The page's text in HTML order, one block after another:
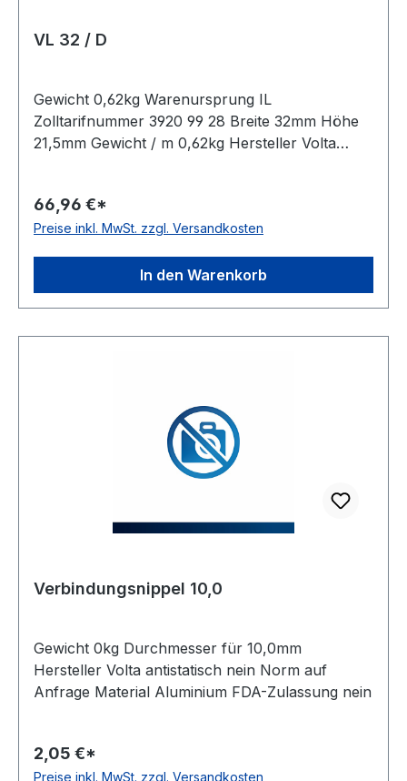
VL 32 / D
Gewicht 0,62kg Warenursprung IL
Zolltarifnummer 3920 99 28 Breite 32mm Höhe
21,5mm Gewicht / m 0,62kg Hersteller Volta
FDA-Zulassung ja Zugstrang nein Shorehärte
80° Shore A
66,96 €*
Preise inkl. MwSt. zzgl. Versandkosten
In den Warenkorb
Verbindungsnippel 10,0
Gewicht 0kg Durchmesser für 10,0mm
Hersteller Volta antistatisch nein Norm auf
Anfrage Material Aluminium FDA-Zulassung nein
2,05 €*
Preise inkl. MwSt. zzgl. Versandkosten